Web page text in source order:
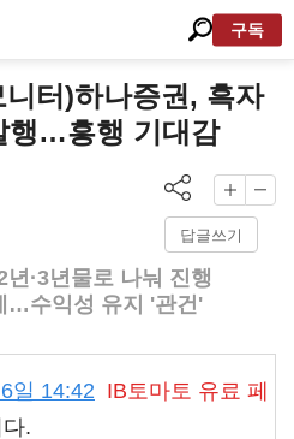
구독
터)하나증권, 흑자
행…흥행 기대감
답글쓰기
·3년물로 나눠 진행
…수익성 유지 '관건'
일 14:42 IB토마토 유료 페
.